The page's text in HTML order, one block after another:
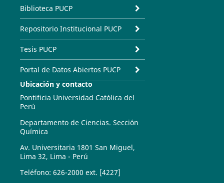
Biblioteca PUCP
Repositorio Institucional PUCP
Tesis PUCP
Portal de Datos Abiertos PUCP
Ubicación y contacto
Pontificia Universidad Católica del
Perú
Departamento de Ciencias. Sección
Química
Av. Universitaria 1801 San Miguel,
Lima 32, Lima - Perú
Teléfono: 626-2000 ext. [4227]